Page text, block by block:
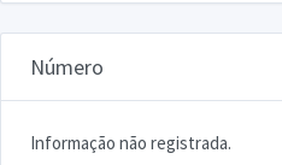
Número
Informação não registrada.